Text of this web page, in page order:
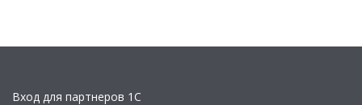
Вход для партнеров 1С